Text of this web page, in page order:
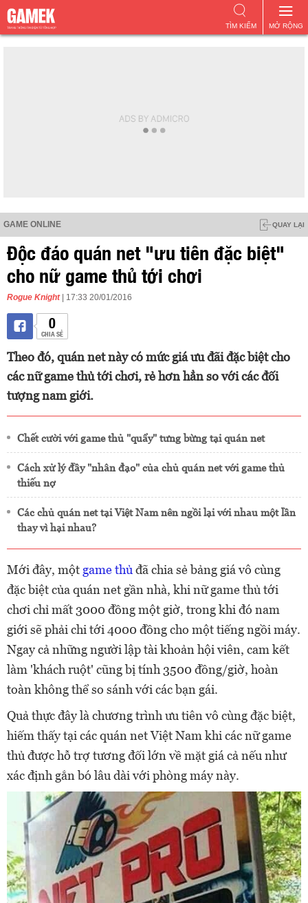
MỞ RỘNG
TÌM KIẾM
GAME ONLINE QUAY LẠI
Độc đáo quán net "ưu tiên đặc biệt"
cho nữ game thủ tới chơi
Rogue Knight | 17:33 20/01/2016
0
CHIA SẺ
Theo đó, quán net này có mức giá ưu đãi đặc biệt cho
các nữ game thủ tới chơi, rẻ hơn hẳn so với các đối
tượng nam giới.
Chết cười với game thủ "quẩy" tưng bừng tại quán net
Cách xử lý đầy "nhân đạo" của chủ quán net với game thủ
thiếu nợ
Các chủ quán net tại Việt Nam nên ngồi lại với nhau một lần
thay vì hại nhau?
Mới đây, một game thủ đã chia sẻ bảng giá vô cùng
đặc biệt của quán net gần nhà, khi nữ game thủ tới
chơi chỉ mất 3000 đồng một giờ, trong khi đó nam
giới sẽ phải chi tới 4000 đồng cho một tiếng ngồi máy.
Ngay cả những người lập tài khoản hội viên, cam kết
làm 'khách ruột' cũng bị tính 3500 đồng/giờ, hoàn
toàn không thể so sánh với các bạn gái.
Quả thực đây là chương trình ưu tiên vô cùng đặc biệt,
hiếm thấy tại các quán net Việt Nam khi các nữ game
thủ được hỗ trợ tương đối lớn về mặt giá cả nếu như
xác định gắn bó lâu dài với phòng máy này.